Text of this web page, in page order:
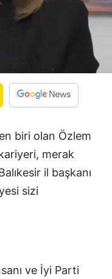
biri olan Özlem
merak
il başkanı
sizi
ve İyi Parti